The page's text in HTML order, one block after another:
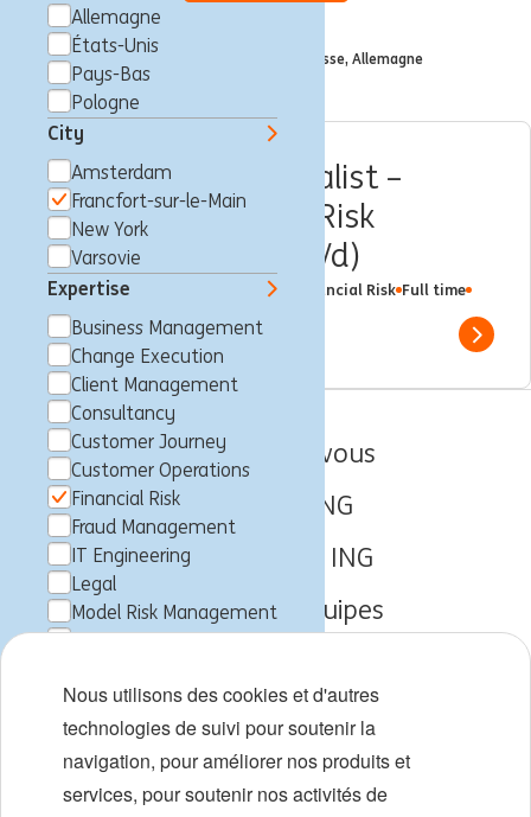
Allemagne
États-Unis
Pays-Bas
Pologne
City
Amsterdam
Francfort-sur-le-Main
New York
Varsovie
Expertise
Business Management
Change Execution
Client Management
Consultancy
Customer Journey
Customer Operations
Financial Risk
Fraud Management
IT Engineering
Legal
Model Risk Management
Other
ING entity
ING Bank
Experience
Professional
City: Francfort-sur-le-Main, Hesse, Allemagne
Financial Risk Specialist –
Market & Liquidity Risk
Management (w/m/d)
Francfort-sur-le-Main, Allemagne Financial Risk Full time
Show
Emplois pour vous
À propos d'ING
Travailler chez ING
Expertise et équipes
Diversité et inclusion
Localisations
Nous utilisons des cookies et d'autres
technologies de suivi pour soutenir la
navigation, pour améliorer nos produits et
services, pour soutenir nos activités de